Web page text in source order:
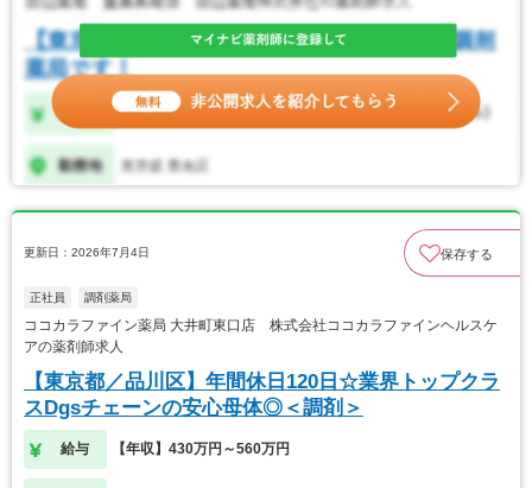
更新日：2026年7月4日 保存する
正社員 調剤薬局
ココカラファイン薬局 大井町東口店 株式会社ココカラファインヘルスケ
アの薬剤師求人
【東京都／品川区】年間休日120日☆業界トップクラ
スDgsチェーンの安心母体◎＜調剤＞
給与 【年収】430万円～560万円